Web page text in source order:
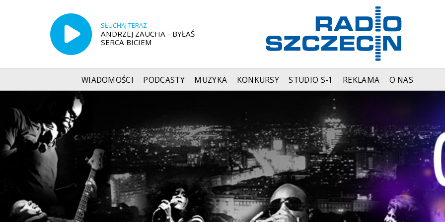
SŁUCHAJ TERAZ
ANDRZEJ ZAUCHA - BYŁAŚ
SERCA BICIEM
WIADOMOŚCI PODCASTY MUZYKA KONKURSY STUDIO S-1 REKLAMA O NAS